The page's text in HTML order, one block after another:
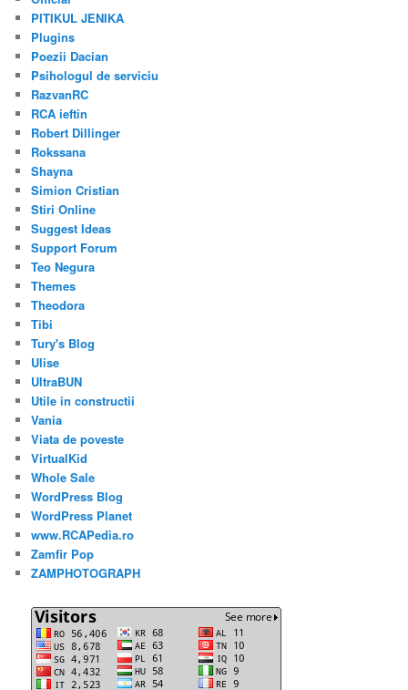
PITIKUL JENIKA
Plugins
Poezii Dacian
Psihologul de serviciu
RazvanRC
RCA ieftin
Robert Dillinger
Rokssana
Shayna
Simion Cristian
Stiri Online
Suggest Ideas
Support Forum
Teo Negura
Themes
Theodora
Tibi
Tury's Blog
Ulise
UltraBUN
Utile in constructii
Vania
Viata de poveste
VirtualKid
Whole Sale
WordPress Blog
WordPress Planet
www.RCAPedia.ro
Zamfir Pop
ZAMPHOTOGRAPH